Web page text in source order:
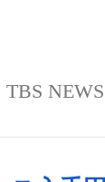
TBS